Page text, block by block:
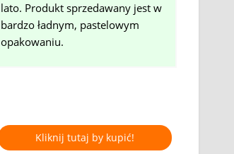
lato. Produkt sprzedawany jest w
bardzo ładnym, pastelowym
opakowaniu.
Kliknij tutaj by kupić!